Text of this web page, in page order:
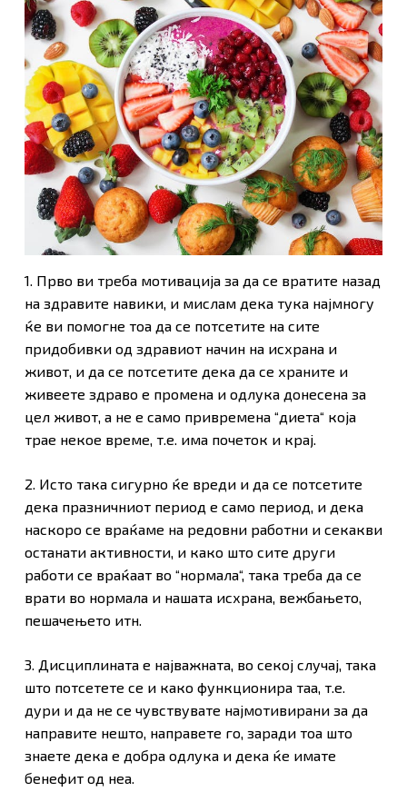
1. Прво ви треба мотивација за да се вратите назад
на здравите навики, и мислам дека тука најмногу
ќе ви помогне тоа да се потсетите на сите
придобивки од здравиот начин на исхрана и
живот, и да се потсетите дека да се храните и
живеете здраво е промена и одлука донесена за
цел живот, а не е само привремена “диета“ која
трае некое време, т.е. има почеток и крај.
2. Исто така сигурно ќе вреди и да се потсетите
дека празничниот период е само период, и дека
наскоро се враќаме на редовни работни и секакви
останати активности, и како што сите други
работи се враќаат во “нормала“, така треба да се
врати во нормала и нашата исхрана, вежбањето,
пешачењето итн.
3. Дисциплината е најважната, во секој случај, така
што потсетете се и како функционира таа, т.е.
дури и да не се чувствувате најмотивирани за да
направите нешто, направете го, заради тоа што
знаете дека е добра одлука и дека ќе имате
бенефит од неа.